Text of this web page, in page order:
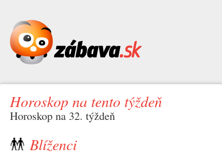
Horoskop na tento týždeň
Horoskop na 32. týždeň
Blíženci